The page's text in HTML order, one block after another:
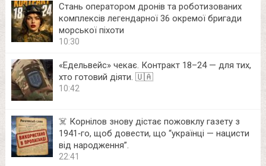
Стань оператором дронів та роботизованих
комплексів легендарної 36 окремої бригади
морської піхоти
10:30
«Едельвейс» чекає. Контракт 18–24 — для тих,
хто готовий діяти. 🇺🇦
10:42
☠️ Корнілов знову дістає пожовклу газету з
1941‑го, щоб довести, що “українці — нацисти
від народження”.
22:41